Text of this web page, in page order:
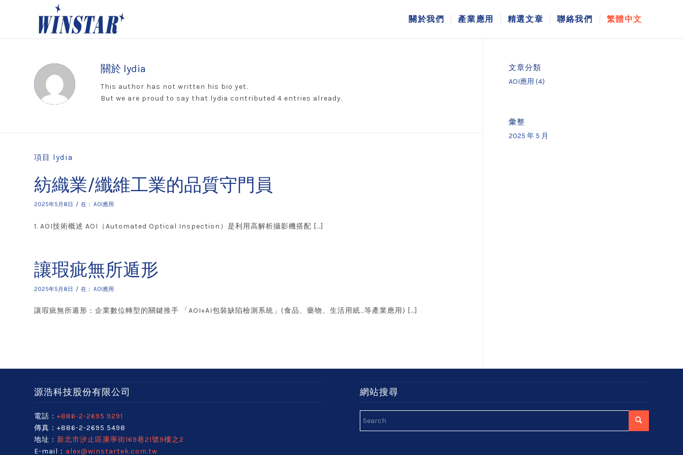
關於我們 產業應用 精選文章 聯絡我們 繁體中文
關於 lydia
This author has not written his bio yet.
But we are proud to say that lydia contributed 4 entries already.
項目 lydia
紡織業/纖維工業的品質守門員
2025年5月8日 / 在： AOI應用
1. AOI技術概述 AOI（Automated Optical Inspection）是利用高解析攝影機搭配 […]
讓瑕疵無所遁形
2025年5月8日 / 在： AOI應用
讓瑕疵無所遁形：企業數位轉型的關鍵推手 「AOI+AI包裝缺陷檢測系統」(食品、藥物、生活用紙…等產業應用) […]
文章分類
AOI應用 (4)
彙整
2025 年 5 月
源浩科技股份有限公司
電話： +886-2-2695 9291
傳真：+886-2-2695 5498
地址： 新北市汐止區康寧街169巷21號9樓之2
E-mail： alex@winstartek.com.tw
網站搜尋